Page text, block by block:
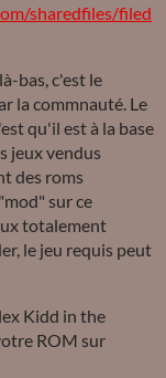
sharedfiles/filed
bas, c'est le
la commnauté. Le
qu'il est à la base
jeux vendus
des roms
sur ce
totalement
le jeu requis peut
Kidd in the
ROM sur